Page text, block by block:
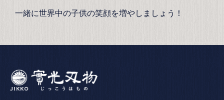
一緒に世界中の子供の笑顔を増やしましょう！